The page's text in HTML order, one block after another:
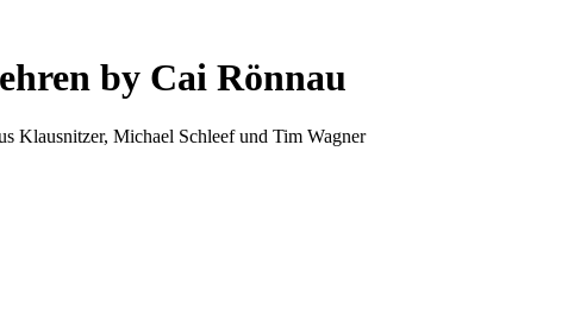
by Cai Rönnau
Klausnitzer, Michael Schleef und Tim Wagner